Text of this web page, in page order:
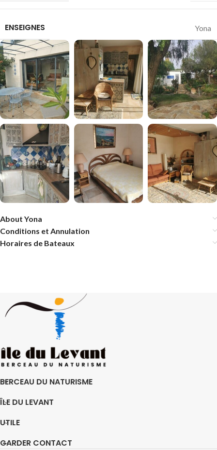
ENSEIGNES Yona
About Yona
Conditions et Annulation
Horaires de Bateaux
BERCEAU DU NATURISME
ÎLE DU LEVANT
UTILE
GARDER CONTACT